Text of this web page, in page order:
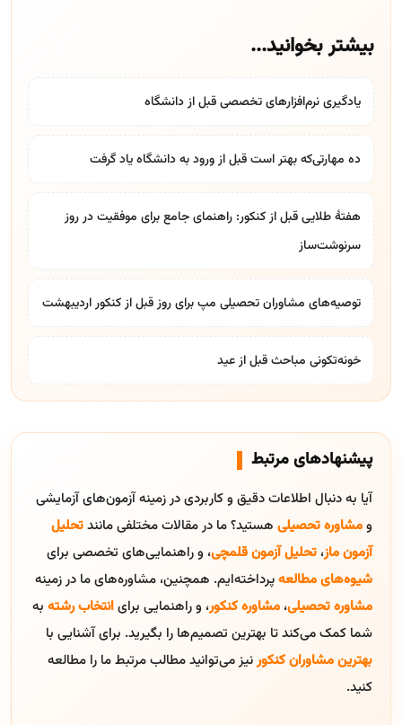
بیشتر بخوانید...
یادگیری نرم‌افزارهای تخصصی قبل از دانشگاه
ده مهارتی‌که بهتر است قبل از ورود به دانشگاه یاد گرفت
هفتۀ طلایی قبل از کنکور: راهنمای جامع برای موفقیت در روز
سرنوشت‌ساز
توصیه‌های مشاوران تحصیلی مپ برای روز قبل از کنکور اردیبهشت
خونه‌تکونی مباحث قبل از عید
پیشنهادهای مرتبط
آیا به دنبال اطلاعات دقیق و کاربردی در زمینه آزمون‌های آزمایشی
ومشاوره تحصیلی هستید؟ ما در مقالات مختلفی مانندتحلیل
آزمون ماز، تحلیل آزمون قلمچی، و راهنمایی‌های تخصصی برای
شیوه‌های مطالعهپرداخته‌ایم. همچنین، مشاوره‌های ما در زمینه
مشاوره تحصیلی، مشاوره کنکور، و راهنمایی برایانتخاب رشته به
شما کمک می‌کند تا بهترین تصمیم‌ها را بگیرید. برای آشنایی با
بهترین مشاوران کنکورنیز می‌توانید مطالب مرتبط ما را مطالعه
کنید.